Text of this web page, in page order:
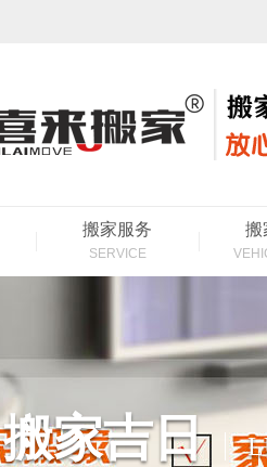
搬家服务
SERVICE
搬
搬家吉日